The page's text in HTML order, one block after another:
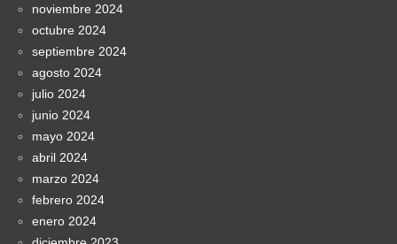
noviembre 2024
octubre 2024
septiembre 2024
agosto 2024
julio 2024
junio 2024
mayo 2024
abril 2024
marzo 2024
febrero 2024
enero 2024